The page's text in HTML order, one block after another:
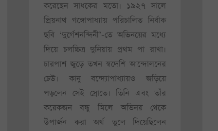
করেছেন সাধকের মতো। ১৯২৭ সালে
প্রিয়নাথ গঙ্গোপাধ্যায় পরিচালিত নির্বাক
ছবি ‘দুর্গেশনন্দিনী’-তে অভিনয়ের মধ্যে
দিয়ে চলচ্চিত্র দুনিয়ায় প্রথম পা রাখা।
চারপাশ জুড়ে তখন স্বদেশি আন্দোলনের
ঢেউ। কানু বন্দ্যোপাধ্যায়ও জড়িয়ে
পড়লেন সেই স্রোতে। তিনি এবং তাঁর
কয়েকজন বন্ধু মিলে অভিনয় থেকে
উপার্জন করা অর্থ তুলে দিয়েছিলেন